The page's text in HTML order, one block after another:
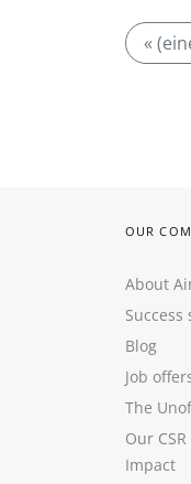
«
OUR
About
Success
Blog
Job
The
Our
Impact